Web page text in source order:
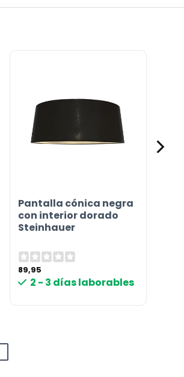
Pantalla cónica negra
con interior dorado
Steinhauer
89,95
2 - 3 días laborables